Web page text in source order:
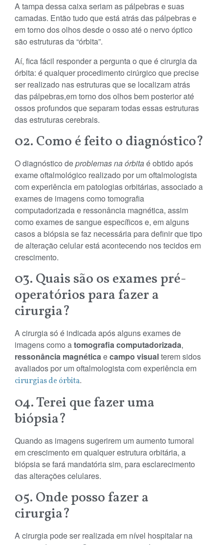
A tampa dessa caixa seriam as pálpebras e suas
camadas. Então tudo que está atrás das pálpebras e
em torno dos olhos desde o osso até o nervo óptico
são estruturas da “órbita”.
Aí, fica fácil responder a pergunta o que é cirurgia da
órbita: é qualquer procedimento cirúrgico que precise
ser realizado nas estruturas que se localizam atrás
das pálpebras,em torno dos olhos bem posterior até
ossos profundos que separam todas essas estruturas
das estruturas cerebrais.
02. Como é feito o diagnóstico?
O diagnóstico deproblemas na órbitaé obtido após
exame oftalmológico realizado por um oftalmologista
com experiência em patologias orbitárias, associado a
exames de imagens como tomografia
computadorizada e ressonância magnética, assim
como exames de sangue específicos e, em alguns
casos a biópsia se faz necessária para definir que tipo
de alteração celular está acontecendo nos tecidos em
crescimento.
03. Quais são os exames pré-
operatórios para fazer a
cirurgia?
A cirurgia só é indicada após alguns exames de
imagens como atomografia computadorizada,
ressonância magnéticaecampo visualterem sidos
avaliados por um oftalmologista com experiência em
cirurgias de órbita.
04. Terei que fazer uma
biópsia?
Quando as imagens sugerirem um aumento tumoral
em crescimento em qualquer estrutura orbitária, a
biópsia se fará mandatória sim, para esclarecimento
das alterações celulares.
05. Onde posso fazer a
cirurgia?
A cirurgia pode ser realizada em nível hospitalar na